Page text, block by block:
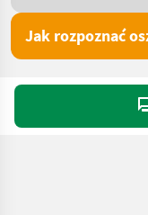
Jak rozpoznać